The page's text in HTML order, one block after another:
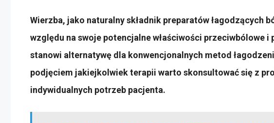
Wierzba, jako naturalny składnik preparatów łagodzących
względu na swoje potencjalne właściwości przeciwbólowe i
stanowi alternatywę dla konwencjonalnych metod
podjęciem jakiejkolwiek terapii warto skonsultować się z
indywidualnych potrzeb pacjenta.